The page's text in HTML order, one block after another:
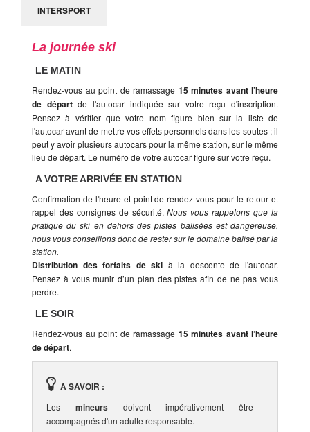
INTERSPORT
La journée ski
LE MATIN
Rendez-vous au point de ramassage 15 minutes avant l’heure
de départde l'autocar indiquée sur votre reçu d'inscription.
Pensez à vérifier que votre nom figure bien sur la liste de
l'autocar avant de mettre vos effets personnels dans les soutes ; il
peut y avoir plusieurs autocars pour la même station, sur le même
lieu de départ. Le numéro de votre autocar figure sur votre reçu.
A VOTRE ARRIVÉE EN STATION
Confirmation de l'heure et point de rendez-vous pour le retour et
rappel des consignes de sécurité.Nous vous rappelons que la
pratique du ski en dehors des pistes balisées est dangereuse,
nous vous conseillons donc de rester sur le domaine balisé par la
station.
Distribution des forfaits de ski à la descente de l'autocar.
Pensez à vous munir d’un plan des pistes afin de ne pas vous
perdre.
LE SOIR
Rendez-vous au point de ramassage 15 minutes avant l’heure
de départ.
A SAVOIR :
Les mineurs doivent impérativement être
accompagnés d'un adulte responsable.